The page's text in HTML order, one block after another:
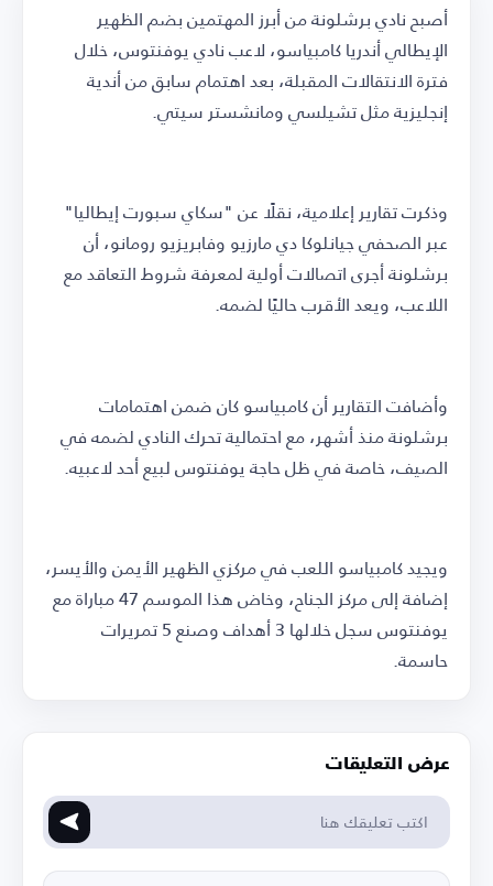
أصبح نادي برشلونة من أبرز المهتمين بضم الظهير
الإيطالي أندريا كامبياسو، لاعب نادي يوفنتوس، خلال
فترة الانتقالات المقبلة، بعد اهتمام سابق من أندية
إنجليزية مثل تشيلسي ومانشستر سيتي.
وذكرت تقارير إعلامية، نقلًا عن "سكاي سبورت إيطاليا"
عبر الصحفي جيانلوكا دي مارزيو وفابريزيو رومانو، أن
برشلونة أجرى اتصالات أولية لمعرفة شروط التعاقد مع
اللاعب، ويعد الأقرب حاليًا لضمه.
وأضافت التقارير أن كامبياسو كان ضمن اهتمامات
برشلونة منذ أشهر، مع احتمالية تحرك النادي لضمه في
الصيف، خاصة في ظل حاجة يوفنتوس لبيع أحد لاعبيه.
ويجيد كامبياسو اللعب في مركزي الظهير الأيمن والأيسر،
إضافة إلى مركز الجناح، وخاض هذا الموسم 47 مباراة مع
يوفنتوس سجل خلالها 3 أهداف وصنع 5 تمريرات
حاسمة.
عرض التعليقات